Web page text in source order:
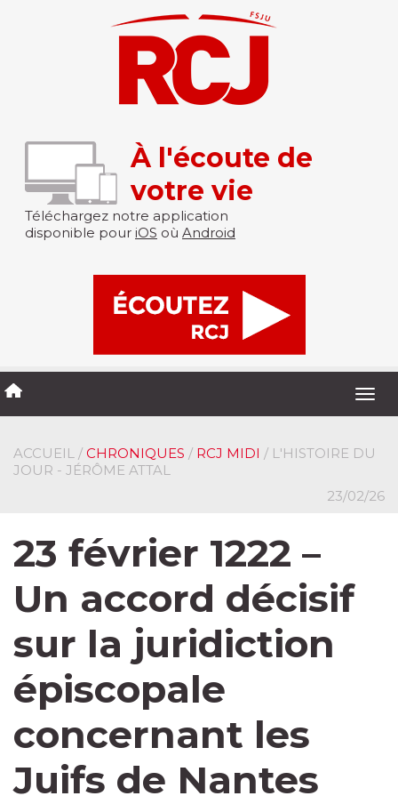
À l'écoute de
votre vie
Téléchargez notre application
disponible pour iOS où Android
ACCUEIL / CHRONIQUES / RCJ MIDI / L'HISTOIRE DU
JOUR - JÉRÔME ATTAL
23/02/26
23 février 1222 –
Un accord décisif
sur la juridiction
épiscopale
concernant les
Juifs de Nantes